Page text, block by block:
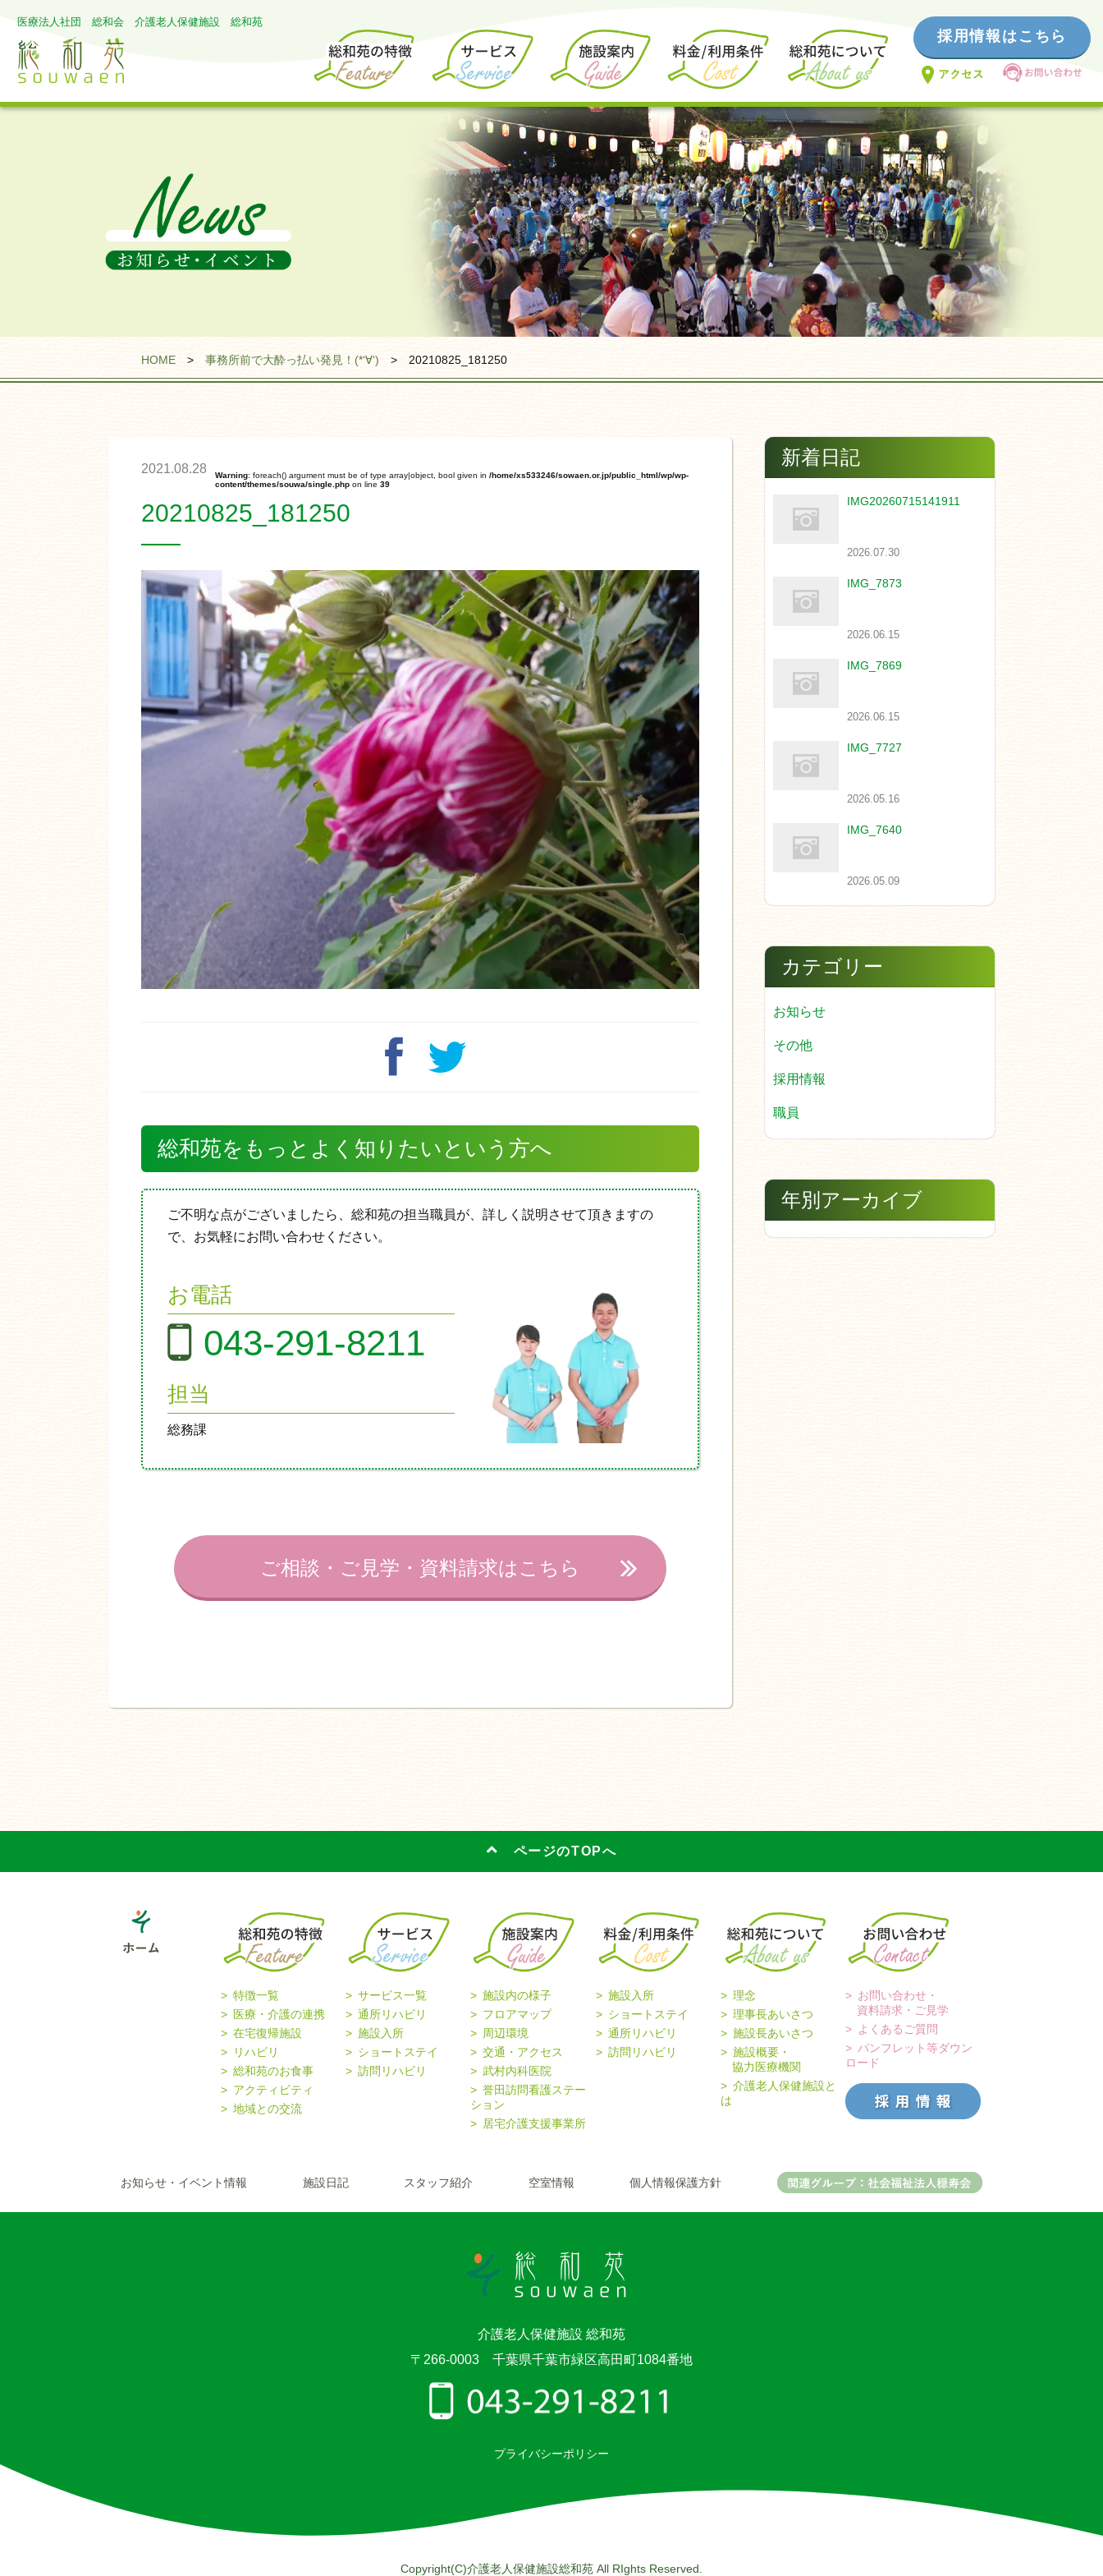
医療法人社団 総和会 介護老人保健施設 総和苑
採用情報はこちら
HOME >事務所前で大酔っ払い発見！(*‘∀‘) > 20210825_181250
2021.08.28 Warning: foreach() argument must be of type array|object, bool given in /home/xs533246/sowaen.or.jp/public_html/wp/wp-
content/themes/souwa/single.php on line 39
20210825_181250
総和苑をもっとよく知りたいという方へ
ご不明な点がございましたら、総和苑の担当職員が、詳しく説明させて頂きますの
で、お気軽にお問い合わせください。
お電話
043-291-8211
担当
総務課
ご相談・ご見学・資料請求はこちら
新着日記
IMG20260715141911
2026.07.30
IMG_7873
2026.06.15
IMG_7869
2026.06.15
IMG_7727
2026.05.16
IMG_7640
2026.05.09
カテゴリー
お知らせ
その他
採用情報
職員
年別アーカイブ
ページのTOPへ
特徴一覧
医療・介護の連携
在宅復帰施設
リハビリ
総和苑のお食事
アクティビティ
地域との交流
サービス一覧
通所リハビリ
施設入所
ショートステイ
訪問リハビリ
施設内の様子
フロアマップ
周辺環境
交通・アクセス
武村内科医院
誉田訪問看護ステー
ション
居宅介護支援事業所
施設入所
ショートステイ
通所リハビリ
訪問リハビリ
理念
理事長あいさつ
施設長あいさつ
施設概要・
協力医療機関
介護老人保健施設と
は
お問い合わせ・
資料請求・ご見学
よくあるご質問
パンフレット等ダウン
ロード
お知らせ・イベント情報 施設日記 スタッフ紹介 空室情報 個人情報保護方針
介護老人保健施設 総和苑
〒266-0003 千葉県千葉市緑区高田町1084番地
プライバシーポリシー
Copyright(C)介護老人保健施設総和苑 All RIghts Reserved.